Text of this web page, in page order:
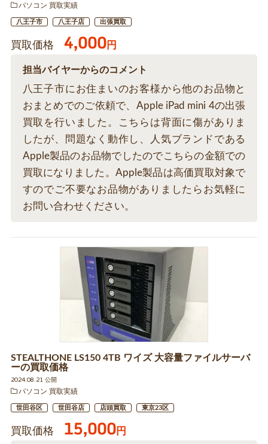
パソコン 買取実績
八王子市 八王子店 出張買取
買取価格 4,000円
担当バイヤーからのコメント
八王子市にお住まいのお客様から他のお品物と
おまとめでのご依頼で、Apple iPad mini 4の出張
買取を行いました。こちらは背面に傷がありま
したが、問題なく動作し、人気ブランドである
Apple製品のお品物でしたのでこちらの金額での
買取になりました。Apple製品は高価買取対象で
すのでご不要なお品物がありましたらお気軽に
お問い合わせください。
STEALTHONE LS150 4TB ワイズ 大容量ファイルサーバ
ーの買取価格
2024.08.21 公開
パソコン 買取実績
世田谷区 世田谷店 店頭買取 東京23区
買取価格 15,000円